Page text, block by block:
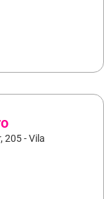
205 - Vila